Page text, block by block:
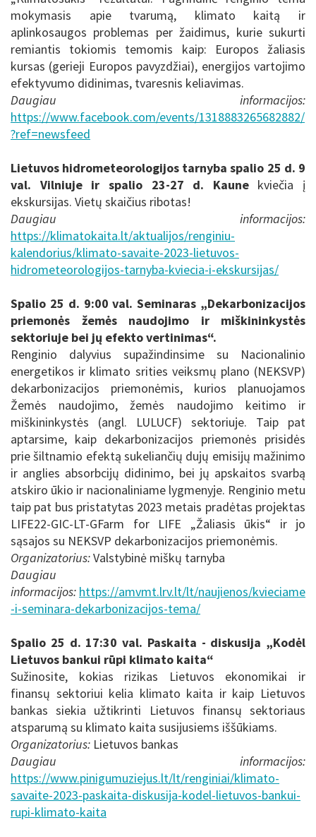
mokymasis apie tvarumą, klimato kaitą ir
aplinkosaugos problemas per žaidimus, kurie sukurti
remiantis tokiomis temomis kaip: Europos žaliasis
kursas (gerieji Europos pavyzdžiai), energijos vartojimo
efektyvumo didinimas, tvaresnis keliavimas.
Daugiau informacijos:
https://www.facebook.com/events/1318883265682882/
?ref=newsfeed
Lietuvos hidrometeorologijos tarnyba spalio 25 d. 9
val. Vilniuje ir spalio 23-27 d. Kaune kviečia į
ekskursijas. Vietų skaičius ribotas!
Daugiau informacijos:
https://klimatokaita.lt/aktualijos/renginiu-
kalendorius/klimato-savaite-2023-lietuvos-
hidrometeorologijos-tarnyba-kviecia-i-ekskursijas/
Spalio 25 d. 9:00 val. Seminaras „Dekarbonizacijos
priemonės žemės naudojimo ir miškininkystės
sektoriuje bei jų efekto vertinimas“.
Renginio dalyvius supažindinsime su Nacionalinio
energetikos ir klimato srities veiksmų plano (NEKSVP)
dekarbonizacijos priemonėmis, kurios planuojamos
Žemės naudojimo, žemės naudojimo keitimo ir
miškininkystės (angl. LULUCF) sektoriuje. Taip pat
aptarsime, kaip dekarbonizacijos priemonės prisidės
prie šiltnamio efektą sukeliančių dujų emisijų mažinimo
ir anglies absorbcijų didinimo, bei jų apskaitos svarbą
atskiro ūkio ir nacionaliniame lygmenyje. Renginio metu
taip pat bus pristatytas 2023 metais pradėtas projektas
LIFE22-GIC-LT-GFarm for LIFE „Žaliasis ūkis“ ir jo
sąsajos su NEKSVP dekarbonizacijos priemonėmis.
Organizatorius:Valstybinė miškų tarnyba
Daugiau
informacijos: https://amvmt.lrv.lt/lt/naujienos/kvieciame
-i-seminara-dekarbonizacijos-tema/
Spalio 25 d. 17:30 val. Paskaita - diskusija „Kodėl
Lietuvos bankui rūpi klimato kaita“
Sužinosite, kokias rizikas Lietuvos ekonomikai ir
finansų sektoriui kelia klimato kaita ir kaip Lietuvos
bankas siekia užtikrinti Lietuvos finansų sektoriaus
atsparumą su klimato kaita susijusiems iššūkiams.
Organizatorius: Lietuvos bankas
Daugiau informacijos:
https://www.pinigumuziejus.lt/lt/renginiai/klimato-
savaite-2023-paskaita-diskusija-kodel-lietuvos-bankui-
rupi-klimato-kaita